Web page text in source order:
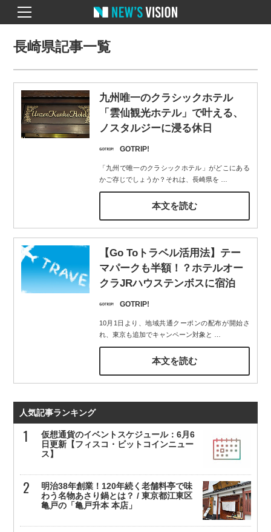
長崎県記事一覧
九州唯一のクラシックホテル
「雲仙観光ホテル」で叶える、
ノスタルジーに浸る休日
GOTRIP!
「九州で唯一のクラシックホテル」がどこにある
かご存じでしょうか？それは、長崎県を
本文を読む
【Go Toトラベル活用法】テー
マパークも半額！？ホテルオー
クラJRハウステンボスに宿泊
GOTRIP!
10月1日より、地域共通クーポンの配布が開始さ
れ、東京も追加でキャンペーン対象と
本文を読む
人気記事ランキング
仮想通貨のイベントスケジュール：6月6
日更新【フィスコ・ビットコインニュー
ス】
明治38年創業！120年続く老舗料亭で味
わう名物あさり鍋とは？ / 東京都江東区
亀戸の「亀戸升本 本店」